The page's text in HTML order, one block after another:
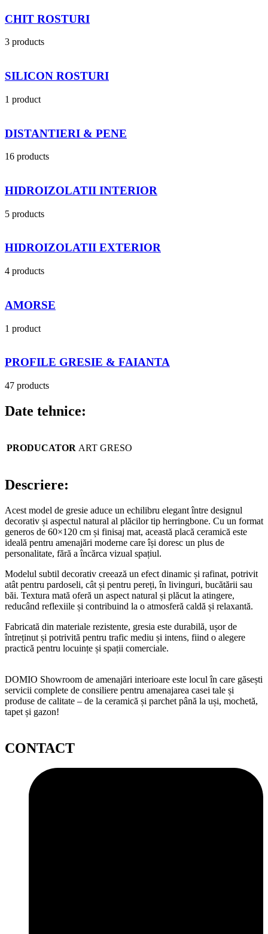
CHIT ROSTURI
3 products
SILICON ROSTURI
1 product
DISTANTIERI & PENE
16 products
HIDROIZOLATII INTERIOR
5 products
HIDROIZOLATII EXTERIOR
4 products
AMORSE
1 product
PROFILE GRESIE & FAIANTA
47 products
Date tehnice:
PRODUCATOR ART GRESO
Descriere:
Acest model de gresie aduce un echilibru elegant între designul
decorativ și aspectul natural al plăcilor tip herringbone. Cu un format
generos de 60×120 cm și finisaj mat, această placă ceramică este
ideală pentru amenajări moderne care își doresc un plus de
personalitate, fără a încărca vizual spațiul.
Modelul subtil decorativ creează un efect dinamic și rafinat, potrivit
atât pentru pardoseli, cât și pentru pereți, în livinguri, bucătării sau
băi. Textura mată oferă un aspect natural și plăcut la atingere,
reducând reflexiile și contribuind la o atmosferă caldă și relaxantă.
Fabricată din materiale rezistente, gresia este durabilă, ușor de
întreținut și potrivită pentru trafic mediu și intens, fiind o alegere
practică pentru locuințe și spații comerciale.
DOMIO Showroom de amenajări interioare este locul în care găsești
servicii complete de consiliere pentru amenajarea casei tale și
produse de calitate – de la ceramică și parchet până la uși, mochetă,
tapet și gazon!
CONTACT